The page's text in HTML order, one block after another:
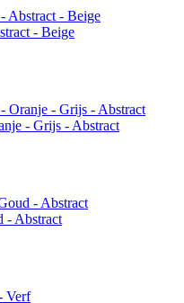
- Beige
- Grijs - Abstract
- Abstract